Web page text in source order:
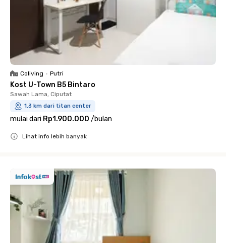
Coliving • Putri
Kost U-Town B5 Bintaro
Sawah Lama, Ciputat
1.3 km dari titan center
mulai dari Rp1.900.000 /bulan
Lihat info lebih banyak